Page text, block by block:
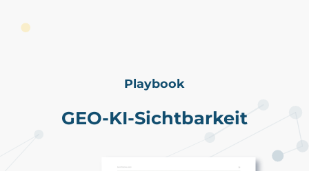
Playbook
GEO-KI-Sichtbarkeit